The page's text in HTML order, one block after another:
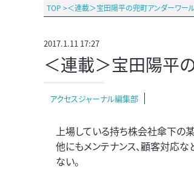
TOP >＜連載＞宝田陽平の兜町アンダーワー
2017.1.11 17:27
＜連載＞宝田陽平の
アクセスジャーナル編集部
上場している持ち株会社傘下の
他にもメンテナンス、顧客対応
ない。